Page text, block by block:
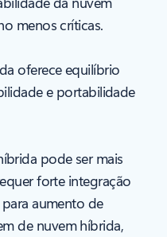
menos críticas.
oferece equilíbrio
e portabilidade
pode ser mais
forte integração
aumento de
de nuvem híbrida,